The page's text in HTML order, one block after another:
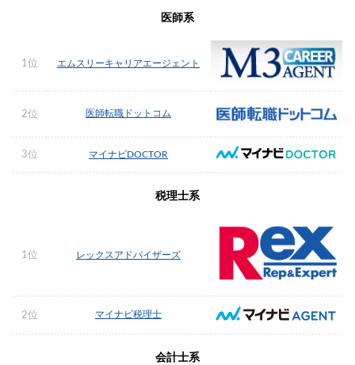
医師系
1位 エムスリーキャリアエージェント
2位 医師転職ドットコム
3位 マイナビDOCTOR
税理士系
1位 レックスアドバイザーズ
2位 マイナビ税理士
会計士系